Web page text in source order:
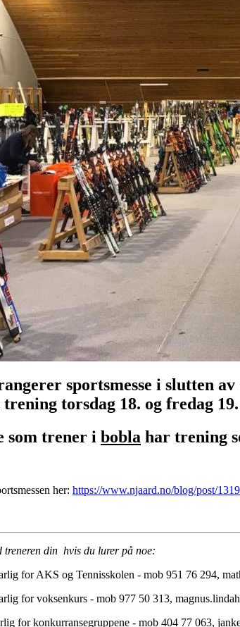
sportsmesse i slutten av
trening torsdag 18. og fredag
som trener i bobla har trening
her: https://www.njaard.no/blog/post/
treneren din hvis du lurer på noe:
for AKS og Tennisskolen - mob 951 76 294,
for voksenkurs - mob 977 50 313,
for konkurransegruppene - mob 404 77 063,